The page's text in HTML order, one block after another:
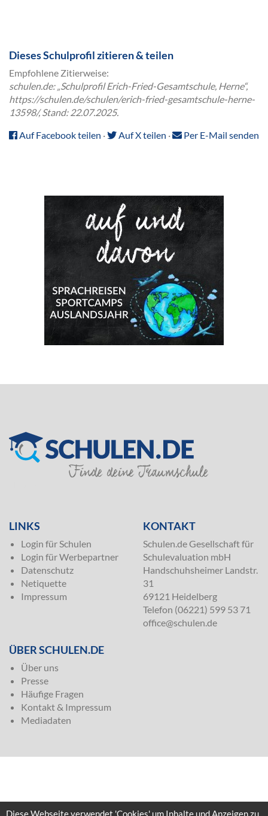
Dieses Schulprofil zitieren & teilen
Empfohlene Zitierweise:
schulen.de: „Schulprofil Erich-Fried-Gesamtschule, Herne“,
https://schulen.de/schulen/erich-fried-gesamtschule-herne-
13598/, Stand: 22.07.2025.
Auf Facebook teilen · Auf X teilen · Per E-Mail senden
LINKS
Login für Schulen
Login für Werbepartner
Datenschutz
Netiquette
Impressum
KONTAKT
Schulen.de Gesellschaft für
Schulevaluation mbH
Handschuhsheimer Landstr.
31
69121 Heidelberg
Telefon (06221) 599 53 71
office@schulen.de
ÜBER SCHULEN.DE
Über uns
Presse
Häufige Fragen
Kontakt & Impressum
Mediadaten
Diese Webseite verwendet 'Cookies' um Inhalte und Anzeigen zu